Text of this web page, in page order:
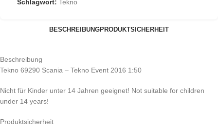
Schlagwort: Tekno
BESCHREIBUNGPRODUKTSICHERHEIT
Beschreibung
Tekno 69290 Scania – Tekno Event 2016 1:50
Nicht für Kinder unter 14 Jahren geeignet! Not suitable for children
under 14 years!
Produktsicherheit